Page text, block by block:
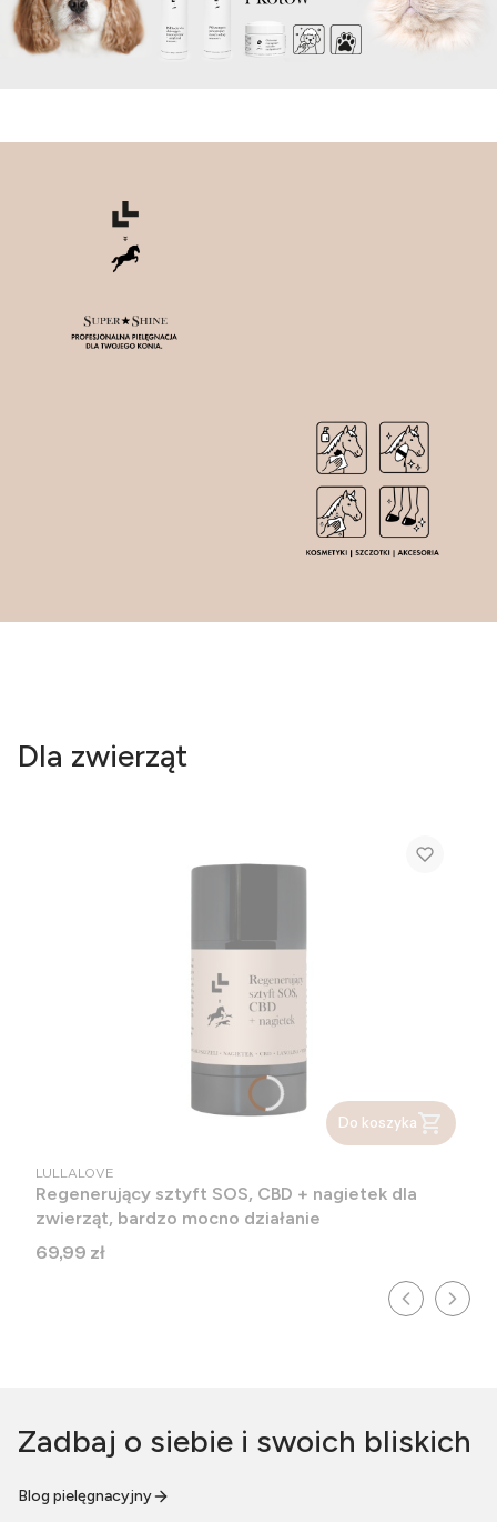
Dla zwierząt
Do koszyka
PRODUCENT
LULLALOVE
Regenerujący sztyft SOS, CBD + nagietek dla
zwierząt, bardzo mocno działanie
Cena
69,99 zł
Zadbaj o siebie i swoich bliskich
Blog pielęgnacyjny